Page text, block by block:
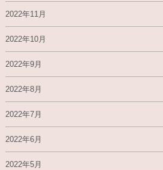
2022年11月
2022年10月
2022年9月
2022年8月
2022年7月
2022年6月
2022年5月